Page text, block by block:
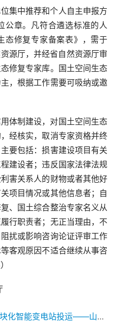
集中推荐和个人自主申报方
公章。凡符合遴选标准的人
态修复专家备案表》，需于
源厅，并经省自然资源厅审
修复专家库。国土空间生态
，根据工作需要可吸纳或邀
体制建设，对国土空间生态
经核实，取消专家资格并终
要包括：损害建设项目有关
建设者；违反国家法律法规
害关系人的财物或者其他好
项目情况或其他信息者；自
、国土综合整治专家名义从
行职责者；无正当理由，不
扰或影响咨询论证评审工作
客观原因不适合继续从事咨
能变电站投运——山西保函网